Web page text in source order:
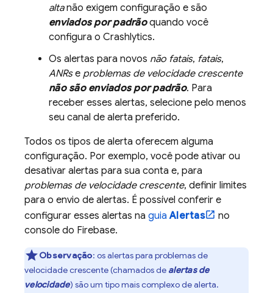
altanão exigem configuração e são
enviados por padrãoquando você
configura o Crashlytics.
Os alertas para novos não fatais, fatais,
ANRse problemas de velocidade crescente
não são enviados por padrão. Para
receber esses alertas, selecione pelo menos
seu canal de alerta preferido.
Todos os tipos de alerta oferecem alguma
configuração. Por exemplo, você pode ativar ou
desativar alertas para sua conta e, para
problemas de velocidade crescente, definir limites
para o envio de alertas. É possível conferir e
configurar esses alertas na guiaAlertas
no
console do Firebase.
Observação: os alertas para problemas de
velocidade crescente (chamados de alertas de
velocidade) são um tipo mais complexo de alerta.